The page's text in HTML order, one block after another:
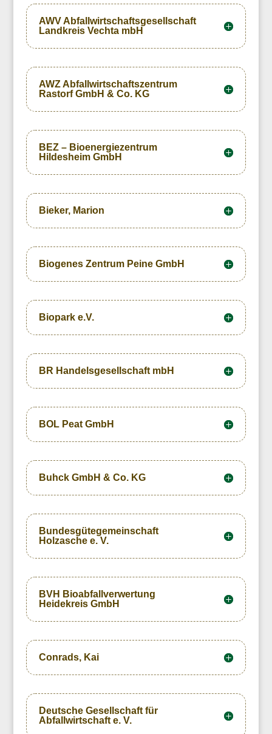
AWV Abfallwirtschaftsgesellschaft
Landkreis Vechta mbH
AWZ Abfallwirtschaftszentrum
Rastorf GmbH & Co. KG
BEZ – Bioenergiezentrum
Hildesheim GmbH
Bieker, Marion
Biogenes Zentrum Peine GmbH
Biopark e.V.
BR Handelsgesellschaft mbH
BOL Peat GmbH
Buhck GmbH & Co. KG
Bundesgütegemeinschaft
Holzasche e. V.
BVH Bioabfallverwertung
Heidekreis GmbH
Conrads, Kai
Deutsche Gesellschaft für
Abfallwirtschaft e. V.